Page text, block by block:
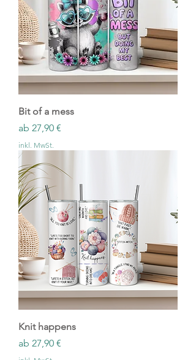
Bit of a mess
ab 27,90 €
Sale-Preis
inkl. MwSt.
Knit happens
ab 27,90 €
Sale-Preis